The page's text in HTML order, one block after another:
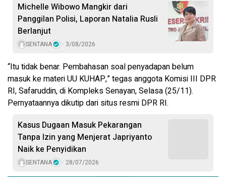
Michelle Wibowo Mangkir dari
Panggilan Polisi, Laporan Natalia Rusli
Berlanjut
SENTANA 3/08/2026
“Itu tidak benar. Pembahasan soal penyadapan belum
masuk ke materi UU KUHAP,” tegas anggota Komisi III DPR
RI, Safaruddin, di Kompleks Senayan, Selasa (25/11).
Pernyataannya dikutip dari situs resmi DPR RI.
Kasus Dugaan Masuk Pekarangan
Tanpa Izin yang Menjerat Japriyanto
Naik ke Penyidikan
SENTANA 28/07/2026